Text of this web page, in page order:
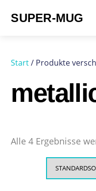
SUPER-MUG
Start/ Produkte
Alle 4 Ergebnisse